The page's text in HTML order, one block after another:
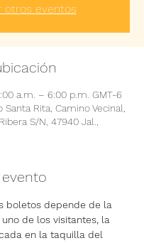
otros eventos
a.m. – 6:00 p.m. GMT-6
Santa Rita, Camino Vecinal,
S/N, 47940 Jal.,
boletos depende de la
de los visitantes, la
en la taquilla del